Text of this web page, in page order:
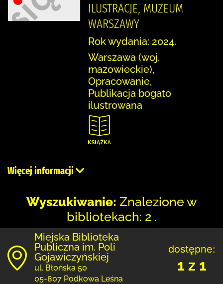
ILUSTRACJE, MUZEUM
WARSZAWY
Rok wydania: 2024.
Warszawa (woj.
mazowieckie),
Opracowanie,
Publikacja bogato
ilustrowana
Więcej informacji
Wyszukiwanie: Znalezione w
bibliotekach: 2 .
Miejska Biblioteka
Publiczna im. Poli
Gojawiczyńskiej
ul. Błońska 50
05-807 Podkowa Leśna
dostępne:
1 z 1